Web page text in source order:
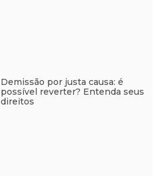
Demissão por justa causa: é
possível reverter? Entenda seus
direitos